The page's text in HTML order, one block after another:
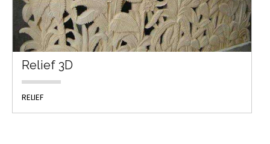
Relief 3D
RELIEF